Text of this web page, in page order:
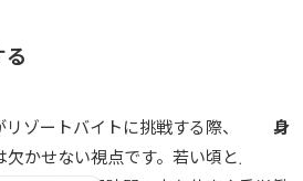
ゾートバイトに挑戦する際、
身
欠かせない視点です。若い頃と比べて